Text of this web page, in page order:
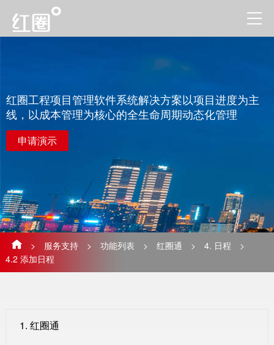
红圈工程项目管理软件系统解决方案以项目进度为主
线，以成本管理为核心的全生命周期动态化管理
申请演示
> 服务支持 > 功能列表 > 红圈通 > 4. 日程
>
4.2 添加日程
1. 红圈通